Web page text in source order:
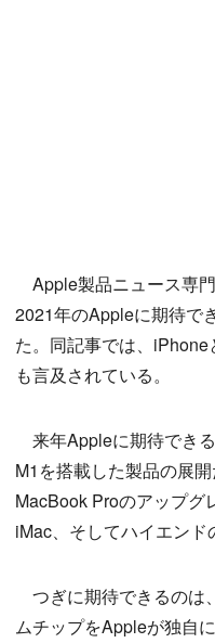
Apple製品ニュース専
2021年のAppleに期待で
た。同記事では、
も言及されている。
来年Appleに期待でき
M1を搭載した製品の展
MacBook Proのアップグ
iMac、そしてハイエンド
つぎに期待できるのは
ムチップをAppleが独自